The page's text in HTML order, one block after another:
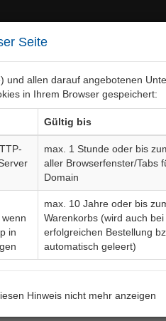
Seite
und allen darauf angebotenen
in Ihrem Browser gespeichert:
Gültig bis
max. 1 Stunde oder bis
aller Browserfenster/Tabs
Domain
in
max. 10 Jahre oder bis
Warenkorbs (wird auch
erfolgreichen Bestellung
automatisch geleert)
Hinweis nicht mehr anzeigen